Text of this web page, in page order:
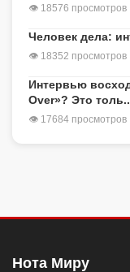
👁 18576 просмотров
Человек дела:
👁 18352 просмотров
Интервью
Over»? Это
👁 17684 просмотров
Нота Миру